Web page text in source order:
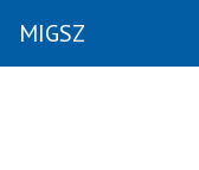
MIGSZ